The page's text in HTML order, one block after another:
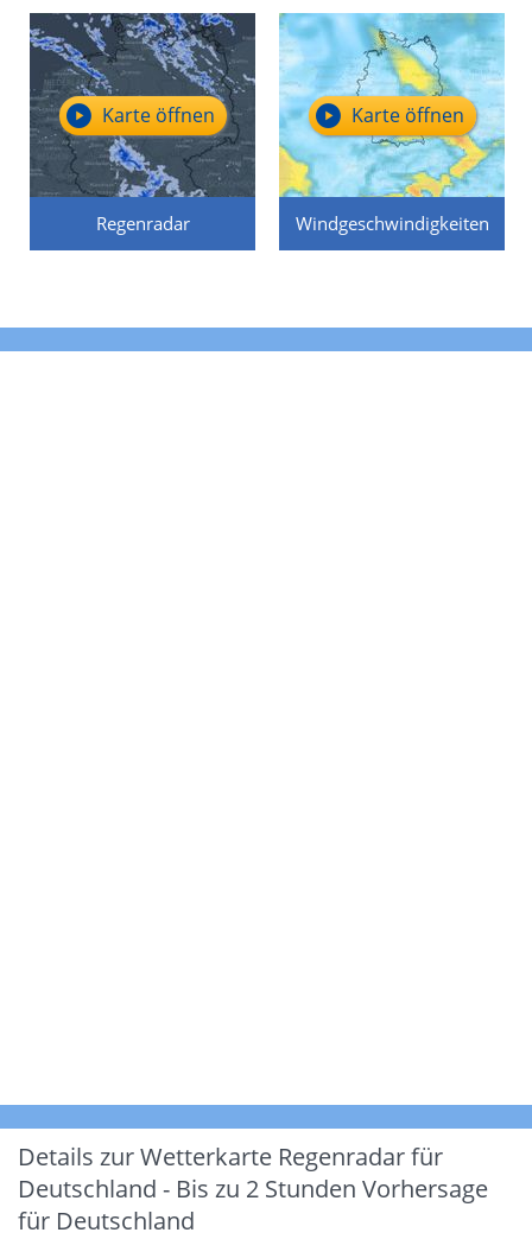
Regenradar
Karte öffnen
Windgeschwindigkeiten
Karte öffnen
Details zur Wetterkarte Regenradar für
Deutschland - Bis zu 2 Stunden Vorhersage
für Deutschland